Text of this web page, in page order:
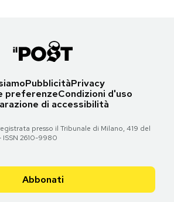
PubblicitàPrivacy
preferenzeCondizioni d'uso
di accessibilità
presso il Tribunale di Milano, 419 del
2610-9980
Abbonati